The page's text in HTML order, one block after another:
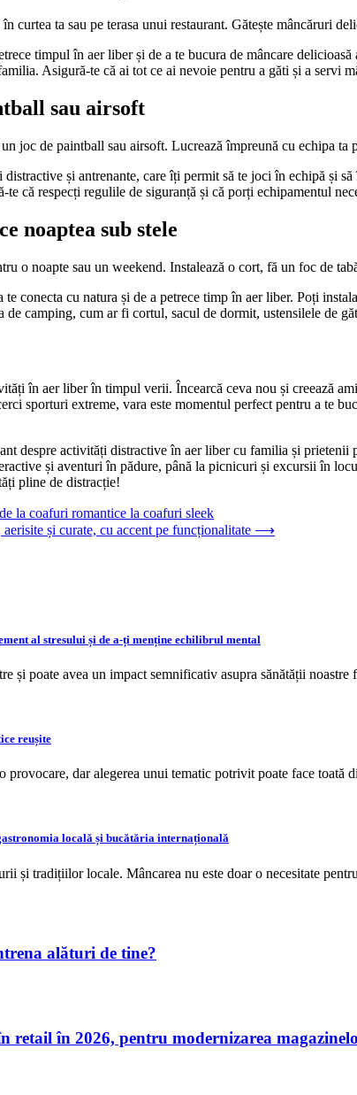
curtea ta sau pe terasa unui restaurant. Gătește mâncăruri
timpul în aer liber și de a te bucura de mâncare
Asigură-te că ai tot ce ai nevoie pentru a găti și a servi
sau airsoft
joc de paintball sau airsoft. Lucrează împreună cu echipa ta
și antrenante, care îți permit să te joci în echipă și
te că respecți regulile de siguranță și că porți echipamentul
noaptea sub stele
o noapte sau un weekend. Instalează o cort, fă un foc de
conecta cu natura și de a petrece timp în aer liber. Poți
de camping, cum ar fi cortul, sacul de dormit, ustensilele de
în aer liber în timpul verii. Încearcă ceva nou și creează
sporturi extreme, vara este momentul perfect pentru a te
despre activități distractive în aer liber cu familia și
și aventuri în pădure, până la picnicuri și excursii în
pline de distracție!
la coafuri romantice la coafuri sleek
și curate, cu accent pe funcționalitate ⟶
al stresului și de a-ți menține echilibrul mental
și poate avea un impact semnificativ asupra sănătății
reușite
provocare, dar alegerea unui tematic potrivit poate face toată
locală și bucătăria internațională
și tradițiilor locale. Mâncarea nu este doar o necesitate
alături de tine?
retail în 2026, pentru modernizarea